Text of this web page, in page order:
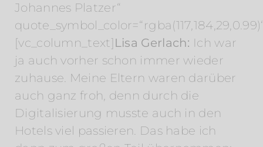
Johannes Platzer“
[vc_column_text] Lisa Gerlach: Ich war
ja auch vorher schon immer wieder
zuhause. Meine Eltern waren darüber
auch ganz froh, denn durch die
Digitalisierung musste auch in den
Hotels viel passieren. Das habe ich